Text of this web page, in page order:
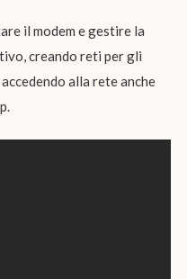
il modem e gestire la
creando reti per gli
alla rete anche